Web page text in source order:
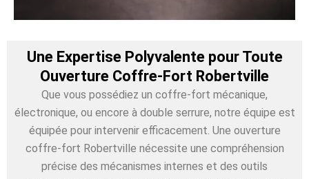
Une Expertise Polyvalente pour Toute
Ouverture Coffre-Fort Robertville
Que vous possédiez un coffre-fort mécanique,
électronique, ou encore à double serrure, notre équipe est
équipée pour intervenir efficacement. Une ouverture
coffre-fort Robertville nécessite une compréhension
précise des mécanismes internes et des outils